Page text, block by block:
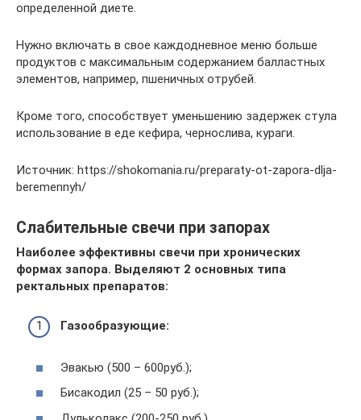
определенной диете.
Нужно включать в свое каждодневное меню больше
продуктов с максимальным содержанием балластных
элементов, например, пшеничных отрубей.
Кроме того, способствует уменьшению задержек стула
использование в еде кефира, чернослива, кураги.
Источник: https://shokomania.ru/preparaty-ot-zapora-dlja-
beremennyh/
Слабительные свечи при запорах
Наиболее эффективны свечи при хронических
формах запора. Выделяют 2 основных типа
ректальных препаратов:
Газообразующие:
Эвакью (500 – 600руб.);
Бисакодил (25 – 50 руб.);